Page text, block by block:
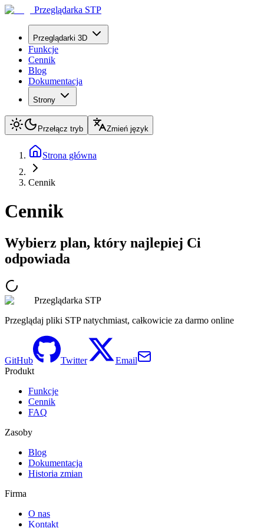
Przeglądarka STP
Przeglądarki 3D
Funkcje
Cennik
Blog
Dokumentacja
Strony
Przełącz tryb Zmień język
Strona główna
Cennik
Cennik
Wybierz plan, który najlepiej Ci
odpowiada
Przeglądarka STP
Przeglądaj pliki STP natychmiast, całkowicie za darmo online
GitHub Twitter
Email
Produkt
Funkcje
Cennik
FAQ
Zasoby
Blog
Dokumentacja
Historia zmian
Firma
O nas
Kontakt